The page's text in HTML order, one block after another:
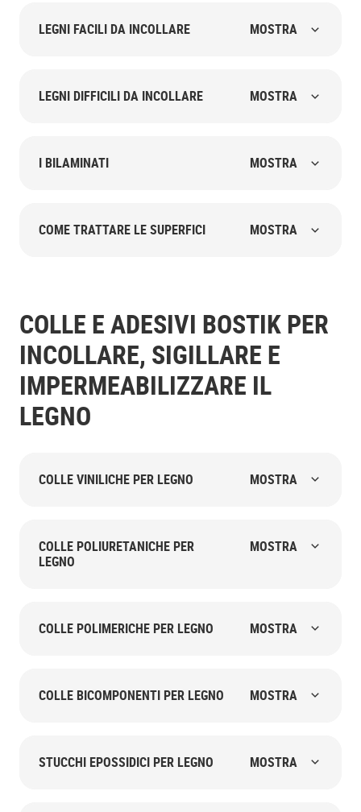
LEGNI FACILI DA INCOLLARE MOSTRA
LEGNI DIFFICILI DA INCOLLARE MOSTRA
I BILAMINATI MOSTRA
COME TRATTARE LE SUPERFICI MOSTRA
COLLE E ADESIVI BOSTIK PER
INCOLLARE, SIGILLARE E
IMPERMEABILIZZARE IL
LEGNO
COLLE VINILICHE PER LEGNO MOSTRA
COLLE POLIURETANICHE PER
LEGNO
MOSTRA
COLLE POLIMERICHE PER LEGNO MOSTRA
COLLE BICOMPONENTI PER LEGNO MOSTRA
STUCCHI EPOSSIDICI PER LEGNO MOSTRA